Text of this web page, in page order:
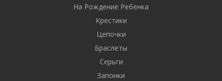
На Рождение Ребенка
Крестики
Цепочки
Браслеты
Серьги
Запонки